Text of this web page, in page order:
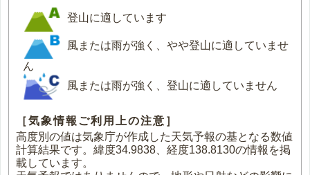
登山に適しています
風または雨が強く、やや登山に適していませ
ん
風または雨が強く、登山に適していません
［気象情報ご利用上の注意］
高度別の値は気象庁が作成した天気予報の基となる数値
計算結果です。緯度34.9838、経度138.8130の情報を掲
載しています。